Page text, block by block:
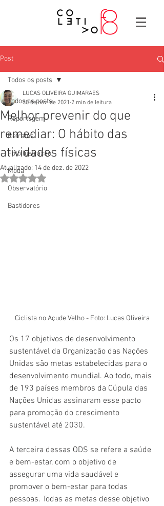
Post
Todos os posts
Reportagem
Retratos
Fotoilustração
Moda
Observatório
Bastidores
Todos os posts
Melhor prevenir do que
remediar: O hábito das
atividades físicas
LUCAS OLIVEIRA GUIMARAES
30 de nov. de 2021 2 min de leitura
Atualizado: 14 de dez. de 2022
Avaliado com NaN de 5 estrelas.
Ciclista no Açude Velho - Foto: Lucas Oliveira
Os 17 objetivos de desenvolvimento
sustentável da Organização das Nações
Unidas são metas estabelecidas para o
desenvolvimento mundial. Ao todo, mais
de 193 países membros da Cúpula das
Nações Unidas assinaram esse pacto
para promoção do crescimento
sustentável até 2030.
A terceira dessas ODS se refere a saúde
e bem-estar, com o objetivo de
assegurar uma vida saudável e
promover o bem-estar para todas
pessoas. Todas as metas desse objetivo